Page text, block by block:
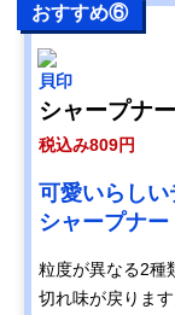
おすすめ⑥
貝印
シャープナ
税込み809円
可愛いらし
シャープナー
粒度が異なる2種
切れ味が戻りま